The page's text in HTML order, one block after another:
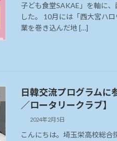
子ども食堂SAKAE」を軸に
した。 10月には「西大宮ハ
業を巻き込んだ地 […]
日韓交流プログラムに
／ロータリークラブ】
2024年2月5日
こんにちは。埼玉栄高校総合